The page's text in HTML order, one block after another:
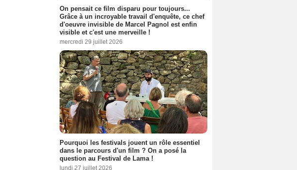
On pensait ce film disparu pour toujours...
Grâce à un incroyable travail d'enquête, ce chef
d'oeuvre invisible de Marcel Pagnol est enfin
visible et c'est une merveille !
mercredi 29 juillet 2026
Pourquoi les festivals jouent un rôle essentiel
dans le parcours d'un film ? On a posé la
question au Festival de Lama !
lundi 27 juillet 2026